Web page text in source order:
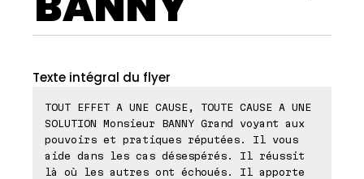
Texte intégral du flyer
TOUT EFFET A UNE CAUSE, TOUTE CAUSE A UNE
SOLUTION Monsieur BANNY Grand voyant aux
pouvoirs et pratiques réputées. Il vous
aide dans les cas désespérés. Il réussit
là où les autres ont échoués. Il apporte